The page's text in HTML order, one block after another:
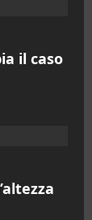
il caso